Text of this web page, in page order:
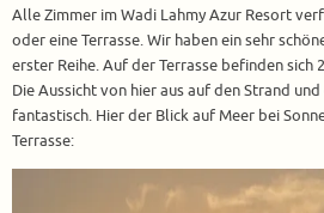
Alle Zimmer im Wadi Lahmy Azur Resort
oder eine Terrasse. Wir haben ein sehr
erster Reihe. Auf der Terrasse befinden sich
Die Aussicht von hier aus auf den Strand
fantastisch. Hier der Blick auf Meer bei
Terrasse: